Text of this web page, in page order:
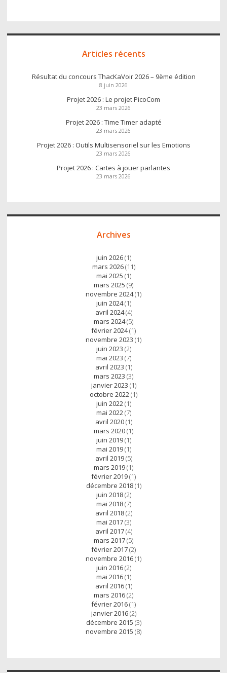
Articles récents
Résultat du concours ThacKaVoir 2026 – 9ème édition
8 juin 2026
Projet 2026 : Le projet PicoCom
23 mars 2026
Projet 2026 : Time Timer adapté
23 mars 2026
Projet 2026 : Outils Multisensoriel sur les Emotions
23 mars 2026
Projet 2026 : Cartes à jouer parlantes
23 mars 2026
Archives
juin 2026(1)
mars 2026(11)
mai 2025 (1)
mars 2025 (9)
novembre 2024(1)
juin 2024(1)
avril 2024(4)
mars 2024(5)
février 2024(1)
novembre 2023 (1)
juin 2023 (2)
mai 2023 (7)
avril 2023 (1)
mars 2023 (3)
janvier 2023 (1)
octobre 2022(1)
juin 2022(1)
mai 2022(7)
avril 2020(1)
mars 2020(1)
juin 2019(1)
mai 2019(1)
avril 2019(5)
mars 2019(1)
février 2019(1)
décembre 2018(1)
juin 2018(2)
mai 2018(7)
avril 2018(2)
mai 2017(3)
avril 2017(4)
mars 2017(5)
février 2017(2)
novembre 2016(1)
juin 2016(2)
mai 2016(1)
avril 2016(1)
mars 2016(2)
février 2016(1)
janvier 2016(2)
décembre 2015 (3)
novembre 2015 (8)